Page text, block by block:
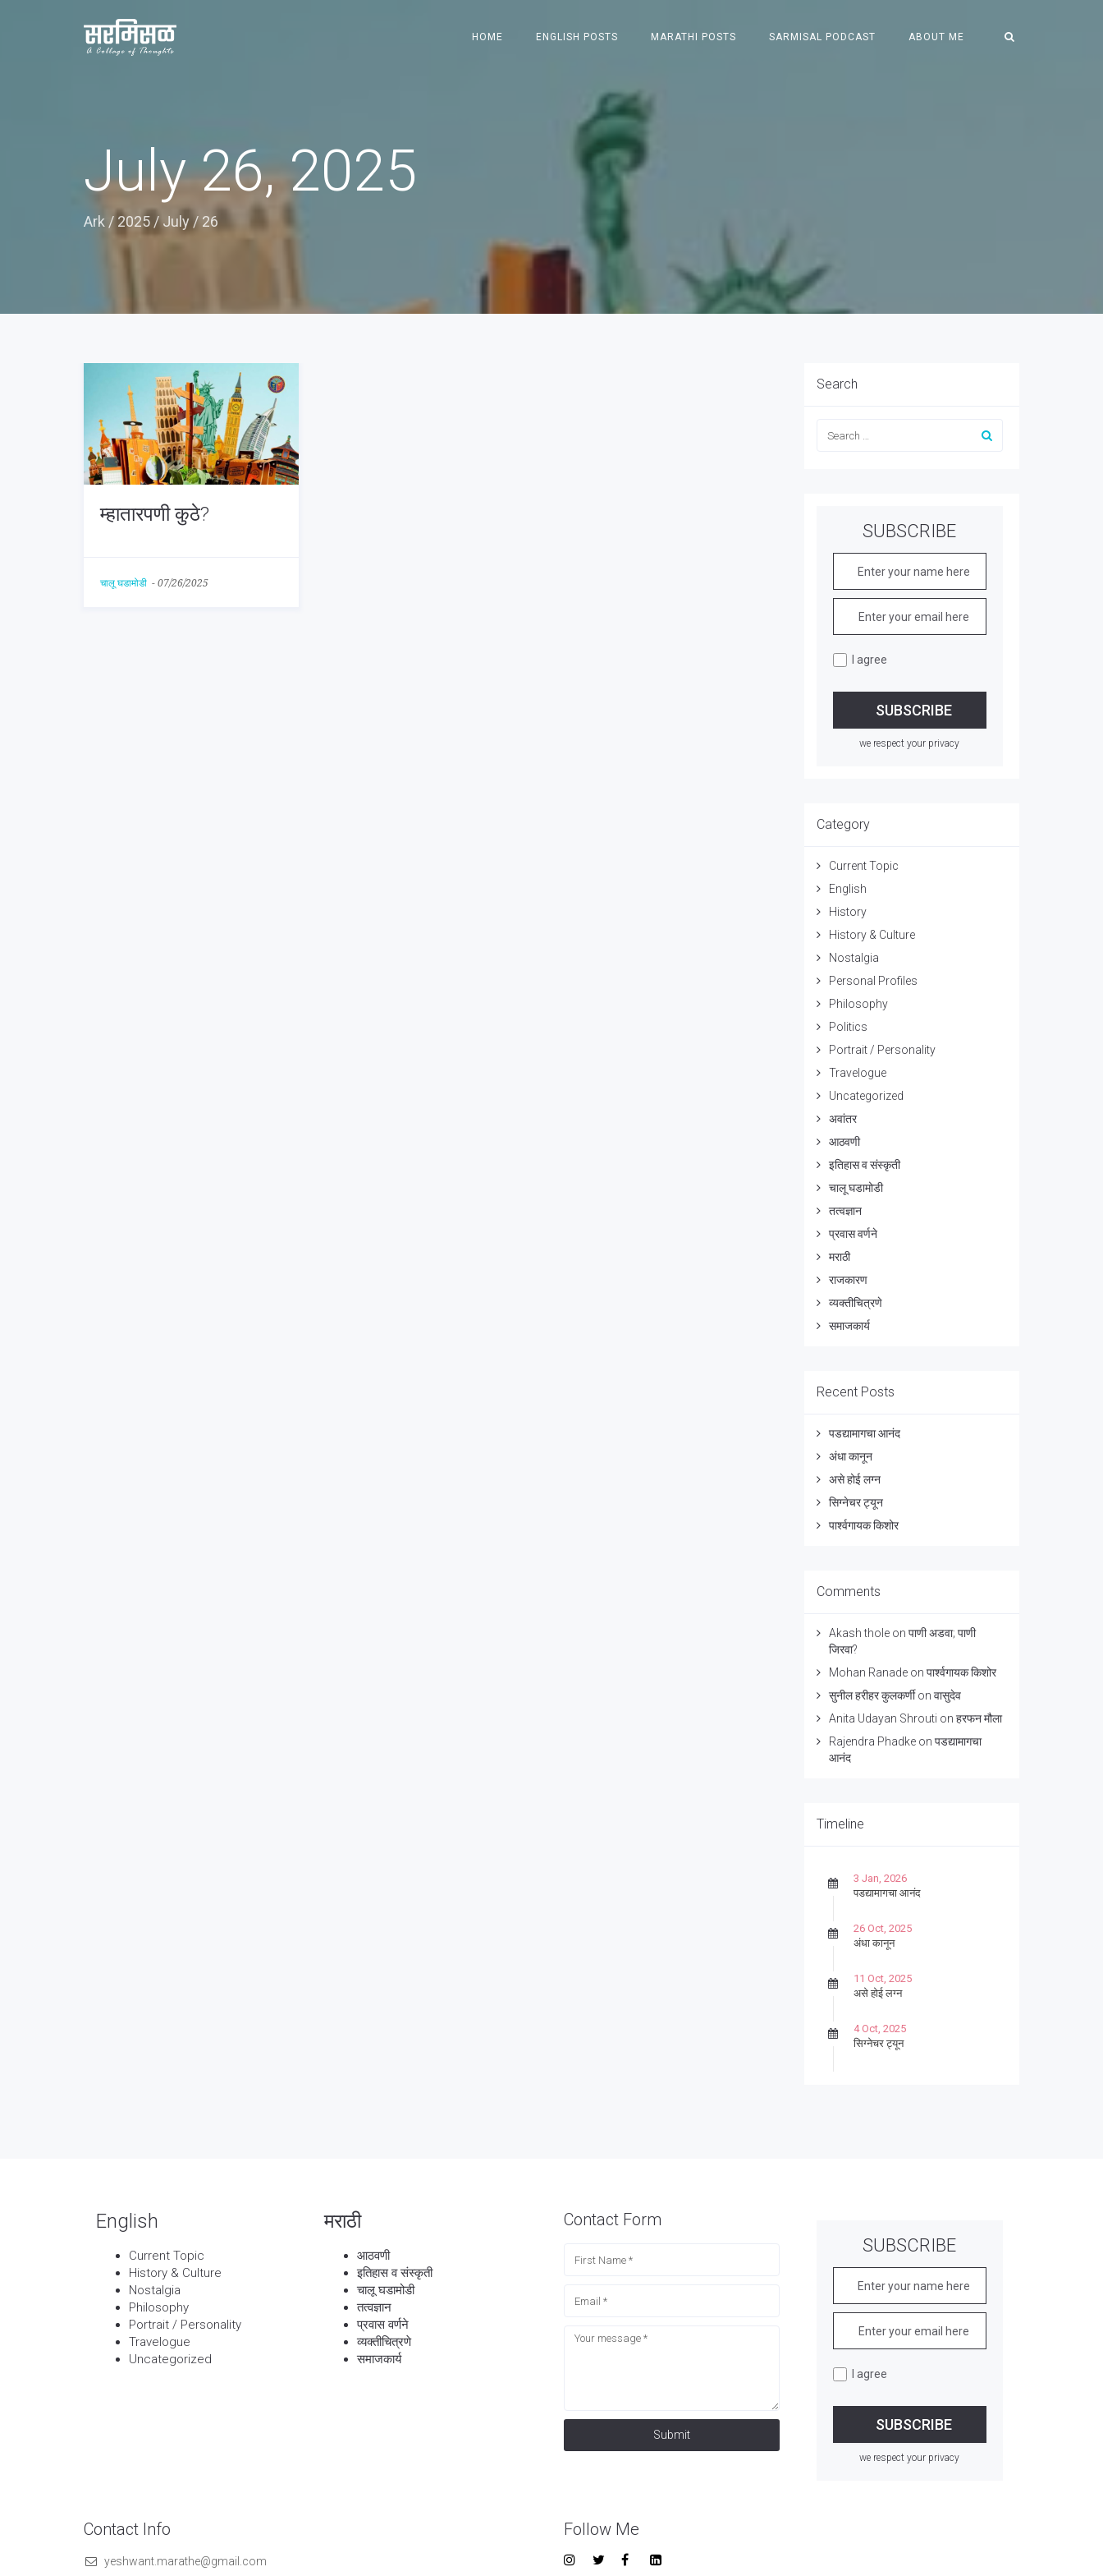
HOME ENGLISH POSTS MARATHI POSTS SARMISAL PODCAST ABOUT ME
July 26, 2025
Ark / 2025 / July / 26
म्हातारपणी कुठे?
चालू घडामोडी - 07/26/2025
Search
SUBSCRIBE
I agree
we respect your privacy
Category
Current Topic
English
History
History & Culture
Nostalgia
Personal Profiles
Philosophy
Politics
Portrait / Personality
Travelogue
Uncategorized
अवांतर
आठवणी
इतिहास व संस्कृती
चालू घडामोडी
तत्वज्ञान
प्रवास वर्णने
मराठी
राजकारण
व्यक्तीचित्रणे
समाजकार्य
Recent Posts
पडद्यामागचा आनंद
अंधा कानून
असे होई लग्न
सिग्नेचर ट्यून
पार्श्वगायक किशोर
Comments
Akash tholeon पाणी अडवा; पाणी
जिरवा?
Mohan Ranadeon पार्श्वगायक किशोर
सुनील हरीहर कुलकर्णीon वासुदेव
Anita Udayan Shrouti on हरफन मौला
Rajendra Phadkeon पडद्यामागचा
आनंद
Timeline
3 Jan, 2026
पडद्यामागचा आनंद
26 Oct, 2025
अंधा कानून
11 Oct, 2025
असे होई लग्न
4 Oct, 2025
सिग्नेचर ट्यून
English
Current Topic
History & Culture
Nostalgia
Philosophy
Portrait / Personality
Travelogue
Uncategorized
मराठी
आठवणी
इतिहास व संस्कृती
चालू घडामोडी
तत्वज्ञान
प्रवास वर्णने
व्यक्तीचित्रणे
समाजकार्य
Contact Form
Submit
SUBSCRIBE
I agree
we respect your privacy
Contact Info
yeshwant.marathe@gmail.com
Follow Me